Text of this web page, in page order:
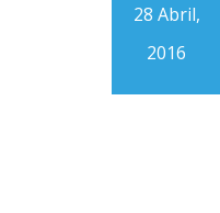
28 Abril,
2016